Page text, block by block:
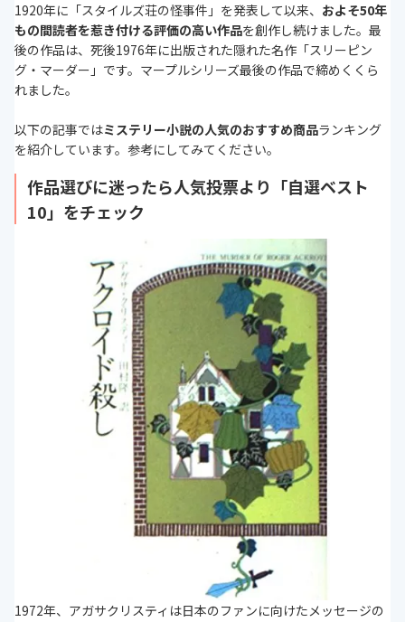
1920年に「スタイルズ荘の怪事件」を発表して以来、 およそ50年
もの間読者を惹き付ける評価の高い作品を創作し続けました。最
後の作品は、死後1976年に出版された隠れた名作「スリーピン
グ・マーダー」です。マープルシリーズ最後の作品で締めくくら
れました。
以下の記事ではミステリー小説の人気のおすすめ商品ランキング
を紹介しています。参考にしてみてください。
作品選びに迷ったら人気投票より「自選ベスト
10」をチェック
1972年、アガサクリスティは日本のファンに向けたメッセージの